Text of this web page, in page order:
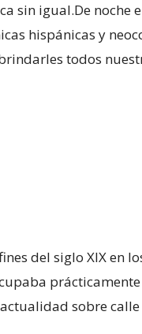
sin igual.De noche
hispánicas y
todos
del siglo XIX en
sobre calle